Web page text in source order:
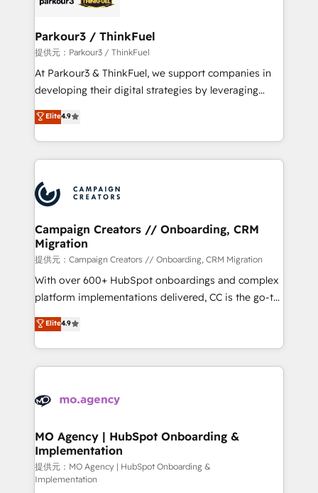
companies scale faster and smarter. 🔹 BOOMS:
Demand generation for all your buyers With BOOMS,
you invest in 100% of your buyers, accelerating your
growth and positioning yourself as an undisputed
transformation process A methodology designed to
implement HubSpot effectively and optimize your
record of business transformation, our growth-first
approach has helped brands dominate their
Parkour3 / ThinkFuel
提供元：Parkour3 / ThinkFuel
At Parkour3 & ThinkFuel, we support companies in
developing their digital strategies by leveraging
technologies and automating their marketing and
sales processes to generate growth. Our offer spans
from Strategy to Operations. We specialize in CRM
onboarding and implementation, web design, sales
extensive experience working with tech companies
and manufacturers since 2002, we are committed to
empowering our clients and developing their
autonomy. Get to grips with HubSpot through
guided implementation and seamless integration of
the CRM platform into your digital ecosystem. Would
you like support in deploying your inbound
to your needs and sales objectives. With 125+
certifications, we are part of the most certified
services are offered in both English & French.
Elite4.9
Campaign Creators // Onboarding, CRM
Migration
提供元：Campaign Creators // Onboarding, CRM Migration
With over 600+ HubSpot onboardings and complex
platform implementations delivered, CC is the go-to
Elite Solutions Partner for businesses ready to
migrate, replatform, and scale smarter. We specialize
in high-impact CRM and CMS migrations and
onboarding from platforms like Salesforce, NetSuite,
WordPress and legacy CRMs, turning fragmented
architectures that accelerate revenue operations and
performance. - Multi-object CRM migration, cleanup,
and implementation. - Pre-built and custom
integrations across your full tech stack. - Custom
Elite4.9
MO Agency | HubSpot Onboarding &
Implementation
提供元：MO Agency | HubSpot Onboarding &
Implementation